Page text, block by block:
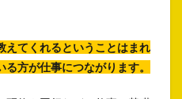
えてくれるということはまれ
方が仕事につながります。